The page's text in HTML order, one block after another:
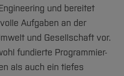
und bereitet
Aufgaben an der
und Gesellschaft vor.
fundierte Programmier-
als auch ein tiefes